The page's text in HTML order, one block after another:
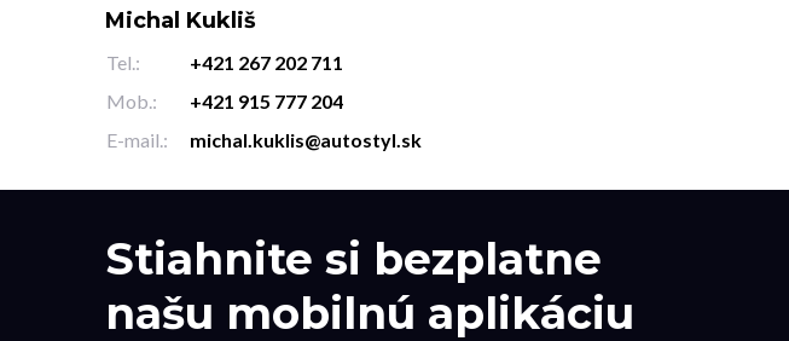
Michal Kukliš
Tel.:
+421 267 202 711
Mob.:
+421 915 777 204
E-mail.:
michal.kuklis@autostyl.sk
Stiahnite si bezplatne
našu mobilnú aplikáciu